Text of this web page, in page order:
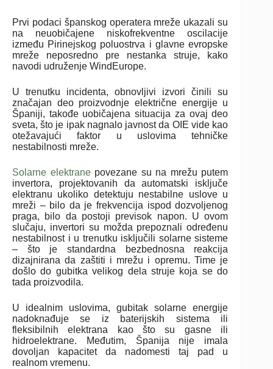
Prvi podaci španskog operatera mreže ukazali su
na neuobičajene niskofrekventne oscilacije
između Pirinejskog poluostrva i glavne evropske
mreže neposredno pre nestanka struje, kako
navodi udruženje WindEurope.
U trenutku incidenta, obnovljivi izvori činili su
značajan deo proizvodnje električne energije u
Španiji, takođe uobičajena situacija za ovaj deo
sveta, što je ipak nagnalo javnost da OIE vide kao
otežavajući faktor u uslovima tehničke
nestabilnosti mreže.
Solarne elektranepovezane su na mrežu putem
invertora, projektovanih da automatski isključe
elektranu ukoliko detektuju nestabilne uslove u
mreži – bilo da je frekvencija ispod dozvoljenog
praga, bilo da postoji previsok napon. U ovom
slučaju, invertori su možda prepoznali određenu
nestabilnost i u trenutku isključili solarne sisteme
– što je standardna bezbednosna reakcija
dizajnirana da zaštiti i mrežu i opremu. Time je
došlo do gubitka velikog dela struje koja se do
tada proizvodila.
U idealnim uslovima, gubitak solarne energije
nadoknađuje se iz baterijskih sistema ili
fleksibilnih elektrana kao što su gasne ili
hidroelektrane. Međutim, Španija nije imala
dovoljan kapacitet da nadomesti taj pad u
realnom vremenu.